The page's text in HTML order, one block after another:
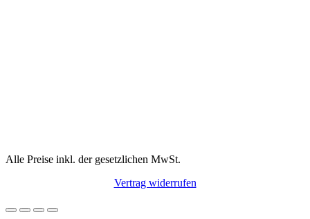
Alle Preise inkl. der gesetzlichen MwSt.
Vertrag widerrufen